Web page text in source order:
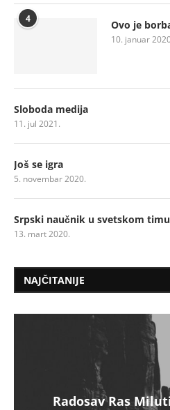
4 Ovo je
10. januar
Sloboda medija
11. jul 2021.
Još se igra
5. novembar 2020.
Srpski naučnik u svetskom
13. mart 2020.
NAJČITANIJE
Radosav Ras